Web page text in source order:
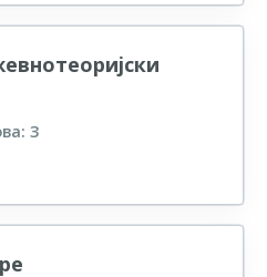
епског дела
3